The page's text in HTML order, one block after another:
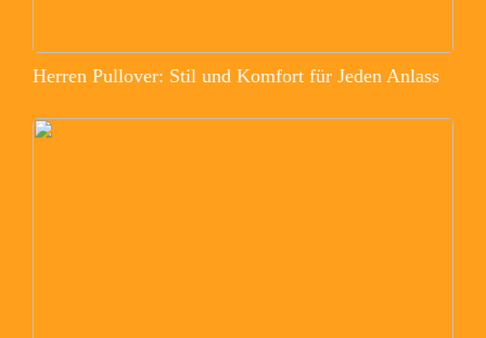
Herren Pullover: Stil und Komfort für Jeden Anlass